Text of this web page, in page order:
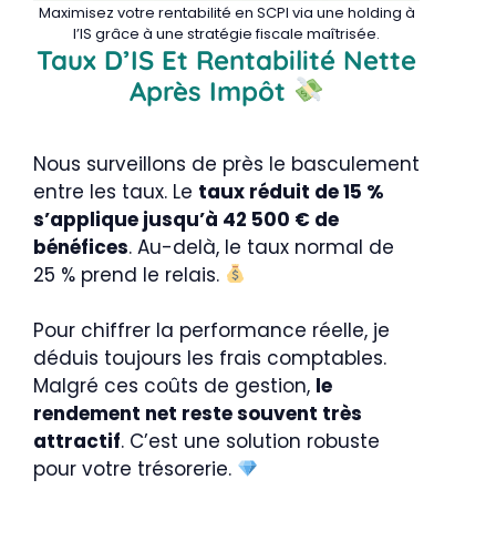
Maximisez votre rentabilité en SCPI via une holding à
l’IS grâce à une stratégie fiscale maîtrisée.
Taux D’IS Et Rentabilité Nette
Après Impôt
Nous surveillons de près le basculement
entre les taux. Le taux réduit de 15 %
s’applique jusqu’à 42 500 € de
bénéfices. Au-delà, le taux normal de
25 % prend le relais.
Pour chiffrer la performance réelle, je
déduis toujours les frais comptables.
Malgré ces coûts de gestion, le
rendement net reste souvent très
attractif. C’est une solution robuste
pour votre trésorerie.